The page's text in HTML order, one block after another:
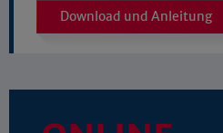
Download und Anleitung